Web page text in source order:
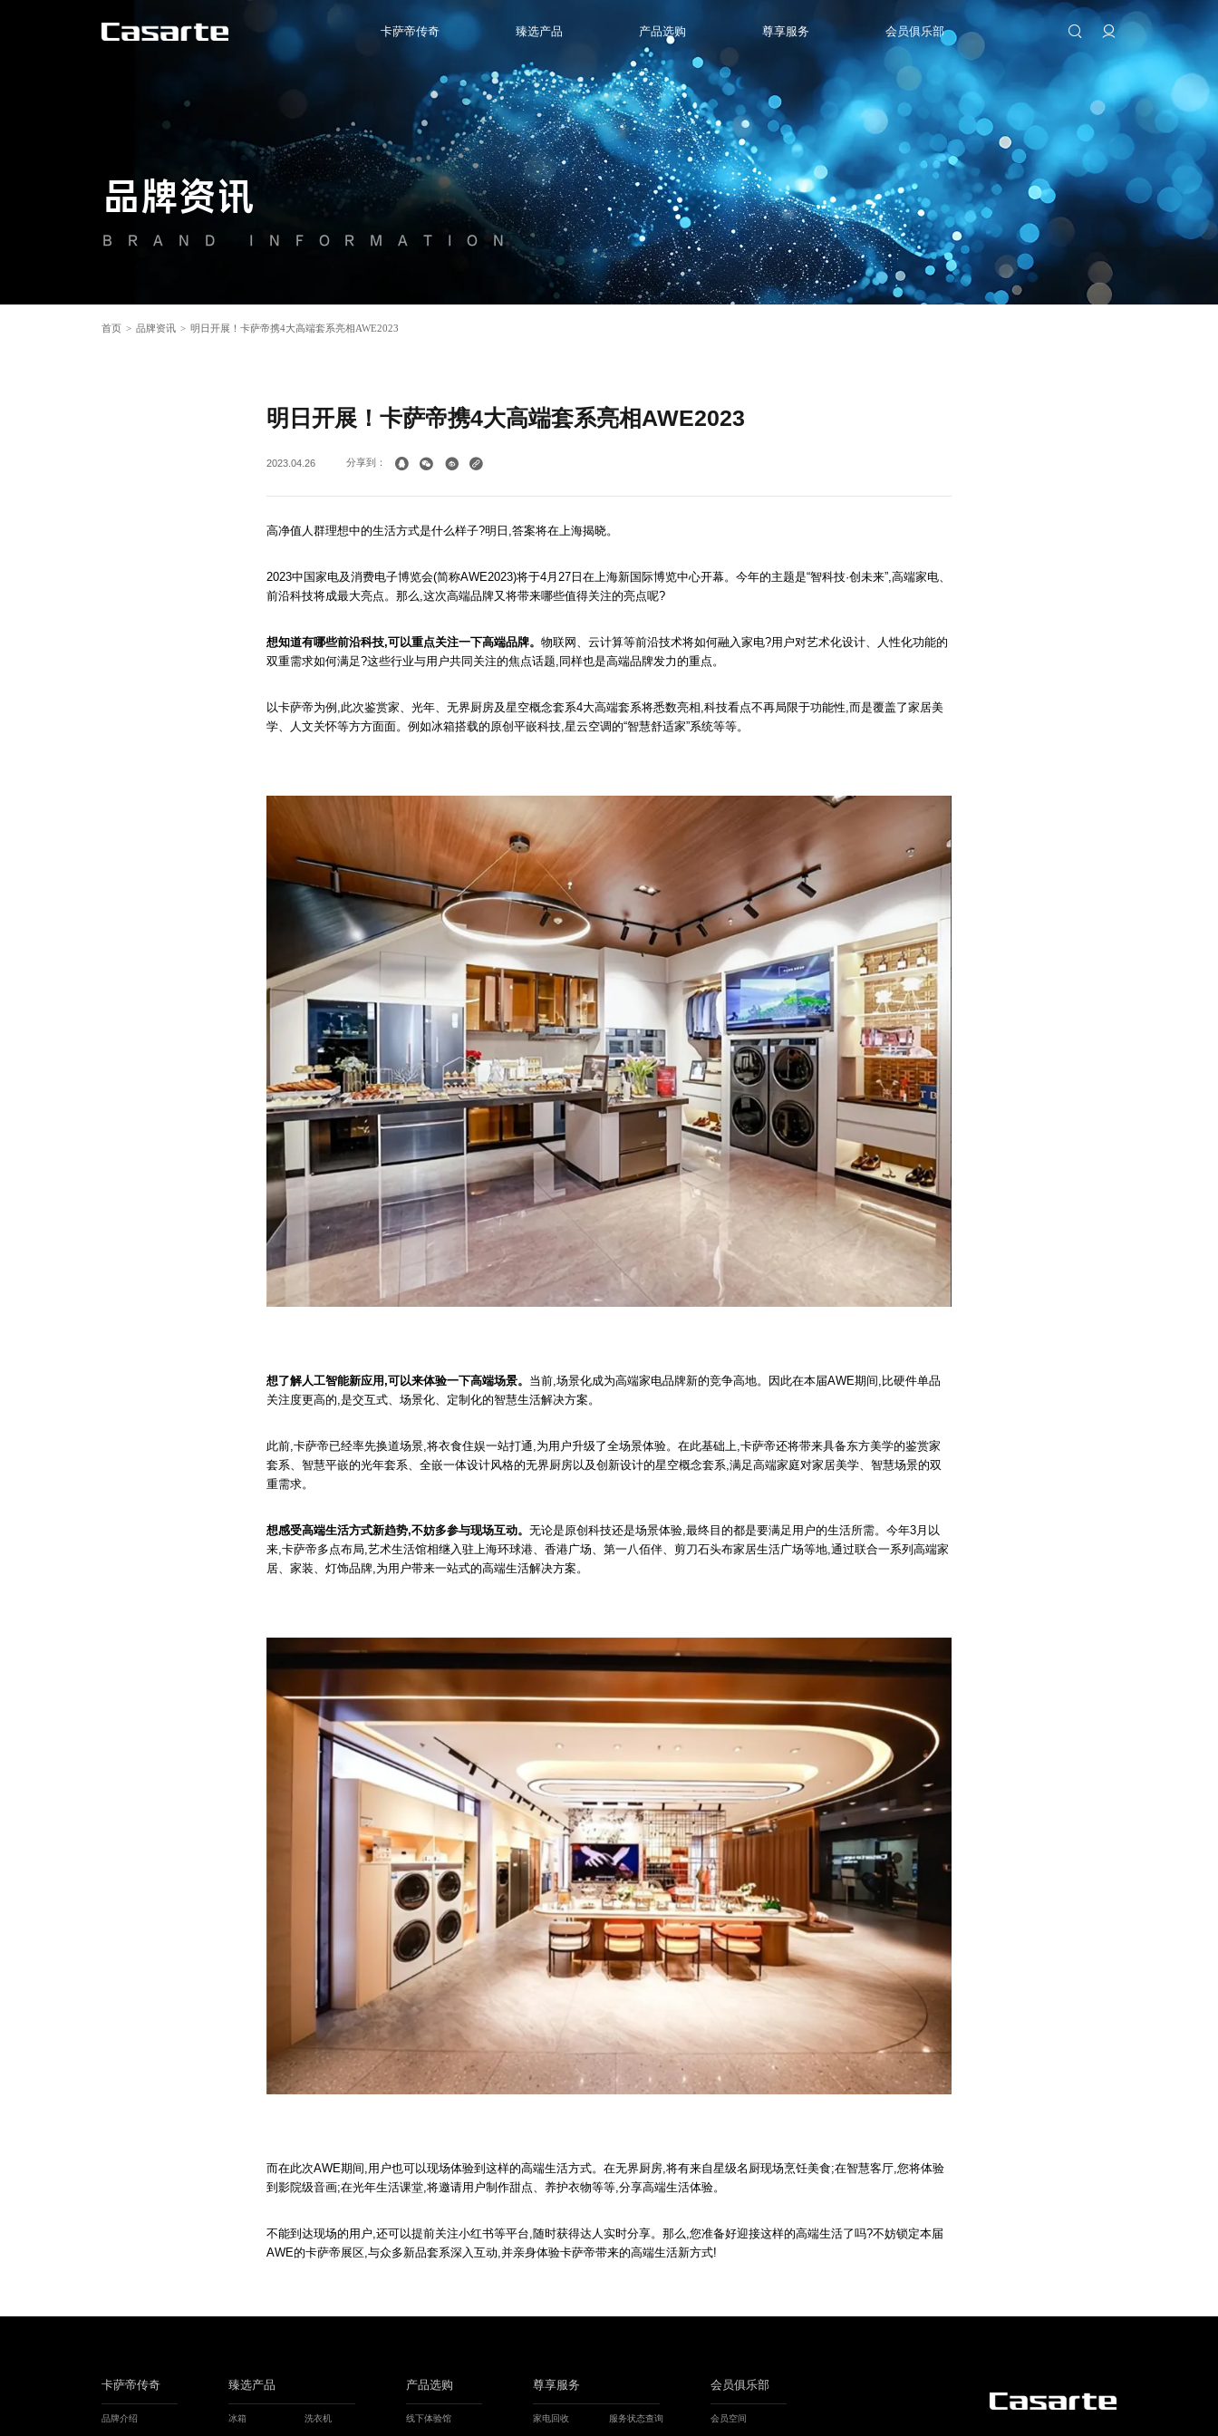
卡萨帝传奇 臻选产品 产品选购 尊享服务 会员俱乐部
品牌资讯
BRAND INFORMATION
首页 > 品牌资讯 > 明日开展！卡萨帝携4大高端套系亮相AWE2023
明日开展！卡萨帝携4大高端套系亮相AWE2023
2023.04.26 分享到：
高净值人群理想中的生活方式是什么样子?明日,答案将在上海揭晓。
2023中国家电及消费电子博览会(简称AWE2023)将于4月27日在上海新国际博览中心开幕。今年的主题是“智科技·创未来”,高端家电、
前沿科技将成最大亮点。那么,这次高端品牌又将带来哪些值得关注的亮点呢?
想知道有哪些前沿科技,可以重点关注一下高端品牌。 物联网、云计算等前沿技术将如何融入家电?用户对艺术化设计、人性化功能的
双重需求如何满足?这些行业与用户共同关注的焦点话题,同样也是高端品牌发力的重点。
以卡萨帝为例,此次鉴赏家、光年、无界厨房及星空概念套系4大高端套系将悉数亮相,科技看点不再局限于功能性,而是覆盖了家居美
学、人文关怀等方方面面。例如冰箱搭载的原创平嵌科技,星云空调的“智慧舒适家”系统等等。
想了解人工智能新应用,可以来体验一下高端场景。 当前,场景化成为高端家电品牌新的竞争高地。因此在本届AWE期间,比硬件单品
关注度更高的,是交互式、场景化、定制化的智慧生活解决方案。
此前,卡萨帝已经率先换道场景,将衣食住娱一站打通,为用户升级了全场景体验。在此基础上,卡萨帝还将带来具备东方美学的鉴赏家
套系、智慧平嵌的光年套系、全嵌一体设计风格的无界厨房以及创新设计的星空概念套系,满足高端家庭对家居美学、智慧场景的双
重需求。
想感受高端生活方式新趋势,不妨多参与现场互动。 无论是原创科技还是场景体验,最终目的都是要满足用户的生活所需。今年3月以
来,卡萨帝多点布局,艺术生活馆相继入驻上海环球港、香港广场、第一八佰伴、剪刀石头布家居生活广场等地,通过联合一系列高端家
居、家装、灯饰品牌,为用户带来一站式的高端生活解决方案。
而在此次AWE期间,用户也可以现场体验到这样的高端生活方式。在无界厨房,将有来自星级名厨现场烹饪美食;在智慧客厅,您将体验
到影院级音画;在光年生活课堂,将邀请用户制作甜点、养护衣物等等,分享高端生活体验。
不能到达现场的用户,还可以提前关注小红书等平台,随时获得达人实时分享。那么,您准备好迎接这样的高端生活了吗?不妨锁定本届
AWE的卡萨帝展区,与众多新品套系深入互动,并亲身体验卡萨帝带来的高端生活新方式!
卡萨帝传奇
品牌介绍
臻选产品
冰箱 洗衣机
产品选购
线下体验馆
尊享服务
家电回收 服务状态查询
会员俱乐部
会员空间